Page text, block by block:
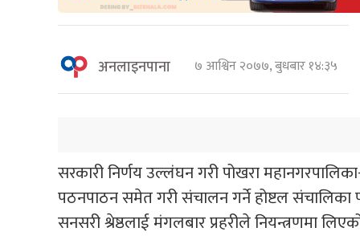
अनलाइनपाना ७ आश्विन २०७७, बुधबार १४:३५
सरकारी निर्णय उल्लंघन गरी पोखरा
पठनपाठन समेत गरी संचालन गर्ने होष्टल संचालिका
सनसरी श्रेष्ठलाई मंगलबार प्रहरीले नियन्त्रणमा